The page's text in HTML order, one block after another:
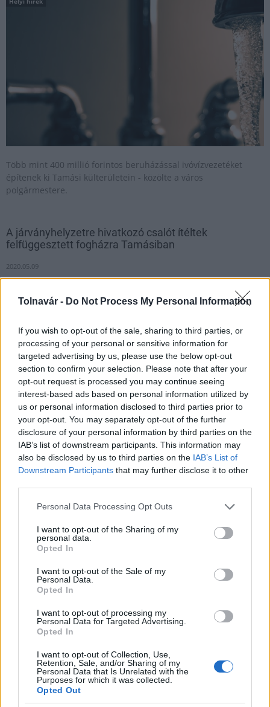
Tolnavár - Do Not Process My Personal Information
If you wish to opt-out of the sale, sharing to third parties, or
processing of your personal or sensitive information for
targeted advertising by us, please use the below opt-out
section to confirm your selection. Please note that after your
opt-out request is processed you may continue seeing
interest-based ads based on personal information utilized by
us or personal information disclosed to third parties prior to
your opt-out. You may separately opt-out of the further
disclosure of your personal information by third parties on the
IAB’s list of downstream participants. This information may
also be disclosed by us to third parties on the IAB’s List of
Downstream Participants that may further disclose it to other
Please note that this website/app uses one or more Google
not limited to your visit or usage behaviour. You may click to
grant or deny consent to Google and its third-party tags to
use your data for below specified purposes in below Google
consent section.
Personal Data Processing Opt Outs
I want to opt-out of the Sharing of my
personal data.
Opted In
I want to opt-out of the Sale of my
Personal Data.
Opted In
I want to opt-out of processing my
Personal Data for Targeted Advertising.
Opted In
I want to opt-out of Collection, Use,
Retention, Sale, and/or Sharing of my
Personal Data that Is Unrelated with the
Purposes for which it was collected.
Opted Out
Több mint 400 millió forintos beruházással ivóvízvezetéket
építenek ki Tamási külterületein - közölte a város
polgármestere.
A járványhelyzetre hivatkozó csalót ítéltek
felfüggesztett fogházra Tamásiban
2020.05.09
Kilenc hónap felfüggesztett fogházbüntetésre ítélt csütörtökön
jogerősen a Tamási Járásbíróság egy pári férfit, aki a
járványhelyzetre hivatkozva csalt ki pénzt helybeliektől.
közterületeket
2020.04.02
Helyi hírek